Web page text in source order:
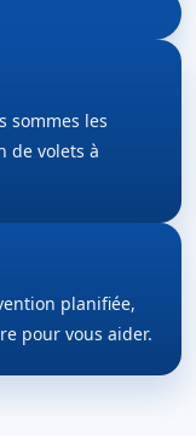
sommes les
de volets à
planifiée,
pour vous aider.